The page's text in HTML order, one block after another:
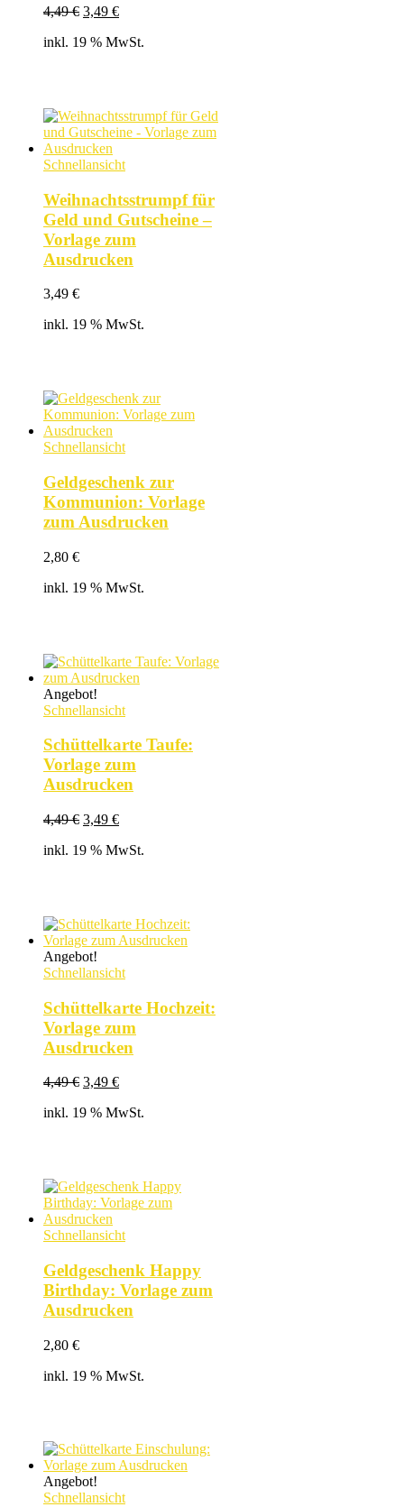
4,49€ Ursprünglicher
war:
3,49 €Aktueller
ist:
inkl. 19 % MwSt.
Schnellansicht
Weihnachtsstrumpf für
Geld und Gutscheine –
Vorlage zum
Ausdrucken
3,49 €
inkl. 19 % MwSt.
Schnellansicht
Geldgeschenk zur
Kommunion: Vorlage
zum Ausdrucken
2,80 €
inkl. 19 % MwSt.
Angebot!
Schnellansicht
Schüttelkarte Taufe:
Vorlage zum
Ausdrucken
4,49€ Ursprünglicher
war:
3,49 €Aktueller
ist:
inkl. 19 % MwSt.
Angebot!
Schnellansicht
Schüttelkarte Hochzeit:
Vorlage zum
Ausdrucken
4,49€ Ursprünglicher
war:
3,49 €Aktueller
ist:
inkl. 19 % MwSt.
Schnellansicht
Geldgeschenk Happy
Birthday: Vorlage zum
Ausdrucken
2,80 €
inkl. 19 % MwSt.
Angebot!
Schnellansicht